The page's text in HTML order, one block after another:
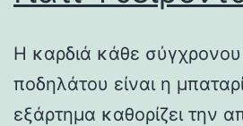
Η καρδιά κάθε σύγχρονου
ποδηλάτου είναι η
εξάρτημα καθορίζει την